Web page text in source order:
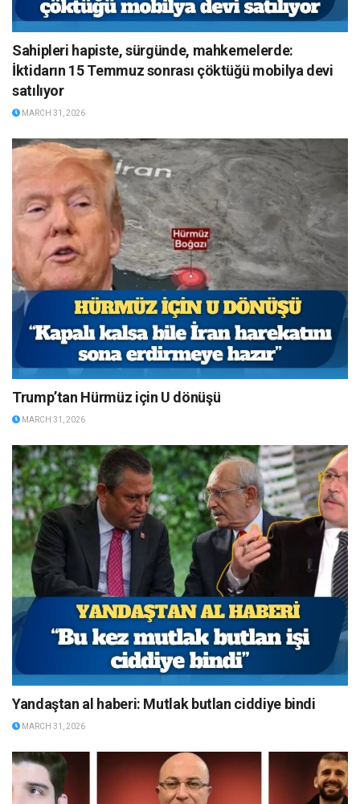
Sahipleri hapiste, sürgünde, mahkemelerde:
İktidarın 15 Temmuz sonrası çöktüğü mobilya devi
satılıyor
MARCH 31, 2026
Trump’tan Hürmüz için U dönüşü
MARCH 31, 2026
Yandaştan al haberi: Mutlak butlan ciddiye bindi
MARCH 31, 2026